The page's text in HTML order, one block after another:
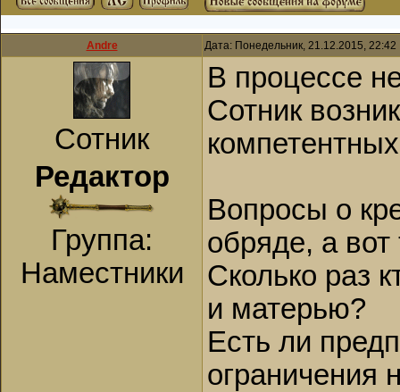
Andre Дата: Понедельник, 21.12.2015,
Сотник
Редактор
Группа:
Наместники
В процессе
Сотник
Вопросы о
обряде, а вот
Сколько раз
и матерью?
Есть ли
ограничения